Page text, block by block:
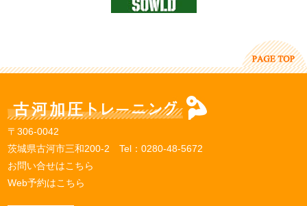
〒306-0042
茨城県古河市三和200-2 Tel：0280-48-5672
お問い合せはこちら
Web予約はこちら